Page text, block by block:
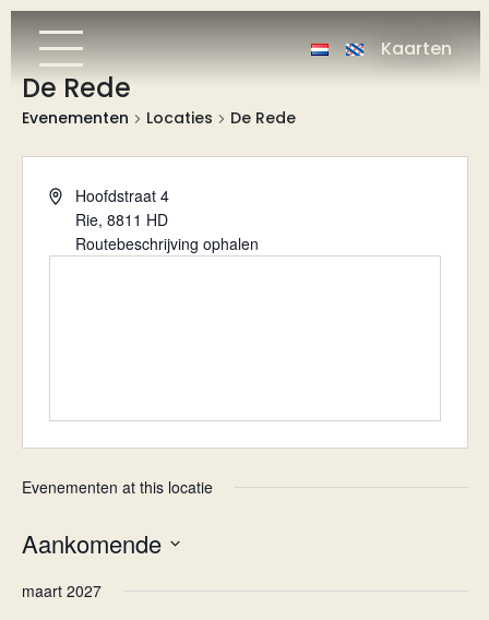
Kaarten
De Rede
Evenementen Locaties De Rede
AdresHoofdstraat 4
Rie, 8811 HD
Routebeschrijving ophalen
Evenementen at this locatie
Aankomende
een
maart 2027